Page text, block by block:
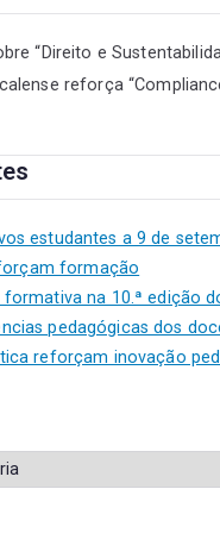
“Direito e
reforça
estudantes a 9 de
formação
na 10.ª edição
pedagógicas dos
reforçam inovação